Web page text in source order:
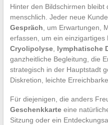
Hinter den Bildschirmen bleibt
menschlich. Jeder neue
Gespräch , um Erwartungen,
erfassen, um ein einzigartiges
Cryolipolyse, lymphatische
ganzheitliche Begleitung, die
strategisch in der Hauptstadt
Diskretion, leichte
Für diejenigen, die anders
Geschenkkarteeine
Sitzung oder ein